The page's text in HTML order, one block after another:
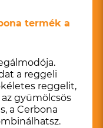
termék a
a reggeli
reggelit,
gyümölcsös
a Cerbona